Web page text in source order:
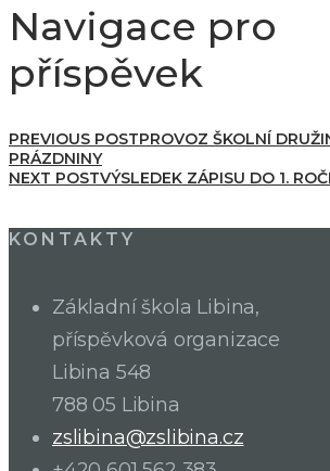
Navigace pro
příspěvek
PREVIOUS POSTPROVOZ ŠKOLNÍ
PRÁZDNINY
NEXT POSTVÝSLEDEK ZÁPISU DO 1.
KONTAKTY
Základní škola Libina,
příspěvková organizace
Libina 548
788 05 Libina
zslibina@zslibina.cz